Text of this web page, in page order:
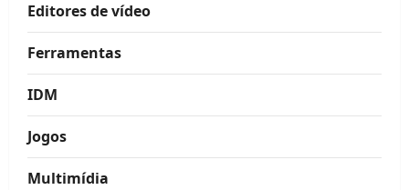
Editores de vídeo
Ferramentas
IDM
Jogos
Multimídia